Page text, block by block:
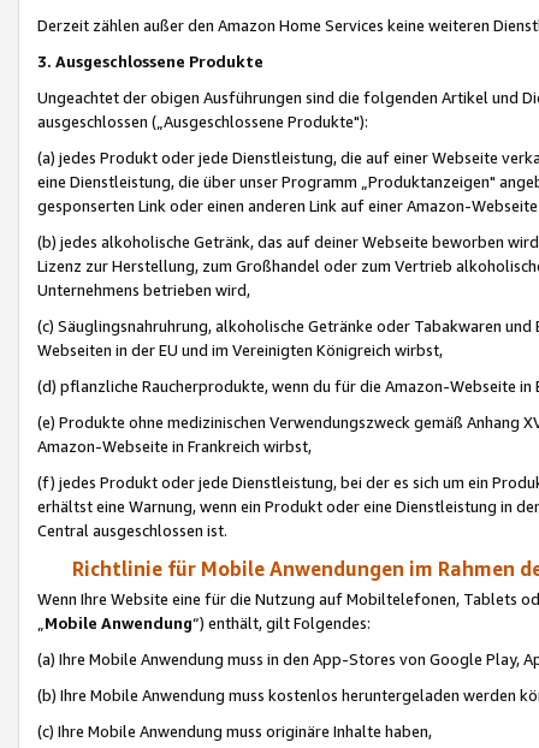
Derzeit zählen außer den Amazon Home Services keine weiteren
3. Ausgeschlossene Produkte
Ungeachtet der obigen Ausführungen sind die folgenden Artikel und
ausgeschlossen („Ausgeschlossene Produkte"):
(a) jedes Produkt oder jede Dienstleistung, die auf einer Webseite
eine Dienstleistung, die über unser Programm „Produktanzeigen"
gesponserten Link oder einen anderen Link auf einer Amazon-
(b) jedes alkoholische Getränk, das auf deiner Webseite beworben
Lizenz zur Herstellung, zum Großhandel oder zum Vertrieb
Unternehmens betrieben wird,
(c) Säuglingsnahruhrung, alkoholische Getränke oder Tabakwaren
Webseiten in der EU und im Vereinigten Königreich wirbst,
(d) pflanzliche Raucherprodukte, wenn du für die Amazon-Webseite in
(e) Produkte ohne medizinischen Verwendungszweck gemäß Anhang
Amazon-Webseite in Frankreich wirbst,
(f) jedes Produkt oder jede Dienstleistung, bei der es sich um ein
erhältst eine Warnung, wenn ein Produkt oder eine Dienstleistung in
Central ausgeschlossen ist.
Richtlinie für Mobile Anwendungen im Rahmen
Wenn Ihre Website eine für die Nutzung auf Mobiltelefonen, Tablets
„Mobile Anwendung“) enthält, gilt Folgendes:
(a) Ihre Mobile Anwendung muss in den App-Stores von Google Play,
(b) Ihre Mobile Anwendung muss kostenlos heruntergeladen werden
(c) Ihre Mobile Anwendung muss originäre Inhalte haben,